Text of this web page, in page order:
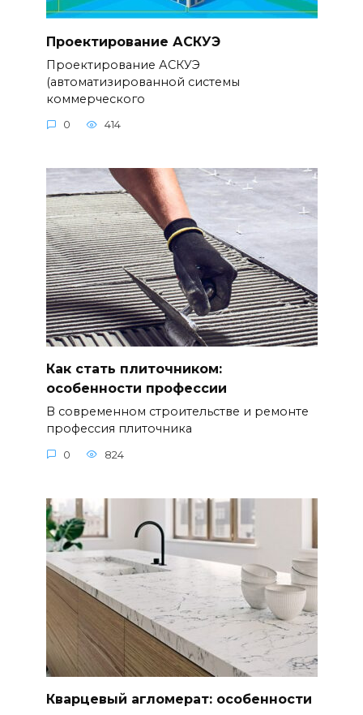
Проектирование АСКУЭ
Проектирование АСКУЭ
(автоматизированной системы
коммерческого
0 414
Как стать плиточником:
особенности профессии
В современном строительстве и ремонте
профессия плиточника
0 824
Кварцевый агломерат: особенности